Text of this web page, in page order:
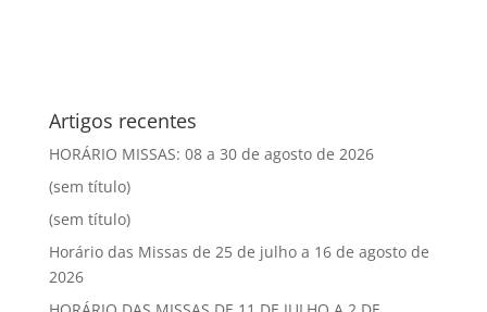
Artigos recentes
HORÁRIO MISSAS: 08 a 30 de agosto de 2026
(sem título)
(sem título)
Horário das Missas de 25 de julho a 16 de agosto de
2026